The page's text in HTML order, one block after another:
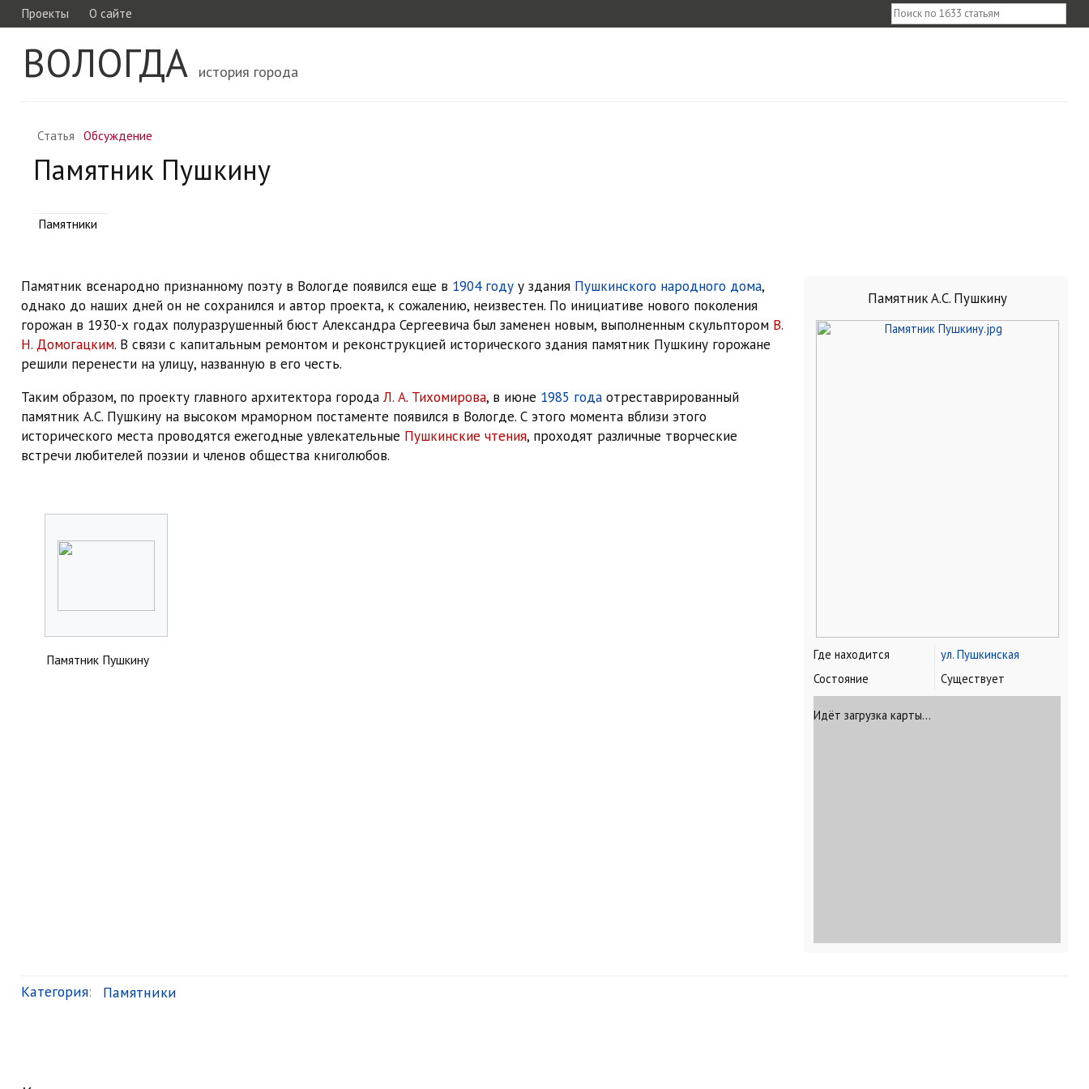
Проекты О сайте
ВОЛОГДА история города
Статья Обсуждение
Памятник Пушкину
Памятники
Памятник А.С. Пушкину
Где находится
ул. Пушкинская
Состояние
Cуществует
Идёт загрузка карты…
Памятник всенародно признанному поэту в Вологде появился еще в 1904 годуу здания Пушкинского народного дома,
однако до наших дней он не сохранился и автор проекта, к сожалению, неизвестен. По инициативе нового поколения
горожан в 1930-х годах полуразрушенный бюст Александра Сергеевича был заменен новым, выполненным скульптором В.
Н. Домогацким. В связи с капитальным ремонтом и реконструкцией исторического здания памятник Пушкину горожане
решили перенести на улицу, названную в его честь.
Таким образом, по проекту главного архитектора города Л. А. Тихомирова, в июне 1985 годаотреставрированный
памятник А.С. Пушкину на высоком мраморном постаменте появился в Вологде. С этого момента вблизи этого
исторического места проводятся ежегодные увлекательные Пушкинские чтения, проходят различные творческие
встречи любителей поэзии и членов общества книголюбов.
Памятник Пушкину
Категория: Памятники